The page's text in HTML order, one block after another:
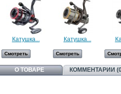
Катушка...
Смотреть
Катушка...
Смотреть
О ТОВАРЕ КОММЕНТАРИИ